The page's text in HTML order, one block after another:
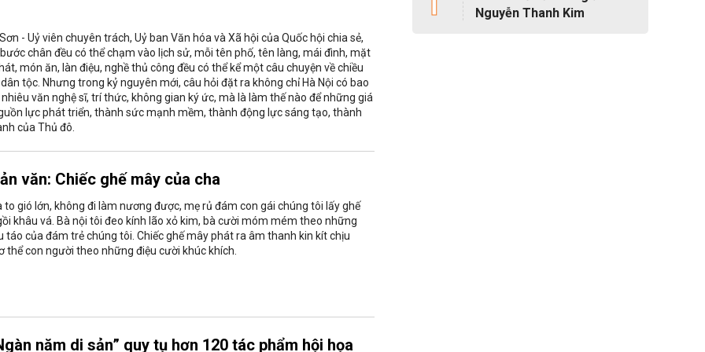
- Uỷ viên chuyên trách, Uỷ ban Văn hóa và Xã hội của Quốc hội chia sẻ,
chân đều có thể chạm vào lịch sử, mỗi tên phố, tên làng, mái đình, mặt
món ăn, làn điệu, nghề thủ công đều có thể kể một câu chuyện về chiều
tộc. Nhưng trong kỷ nguyên mới, câu hỏi đặt ra không chỉ Hà Nội có bao
văn nghệ sĩ, trí thức, không gian ký ức, mà là làm thế nào để những giá
lực phát triển, thành sức mạnh mềm, thành động lực sáng tạo, thành
của Thủ đô.
văn: Chiếc ghế mây của cha
gió lớn, không đi làm nương được, mẹ rủ đám con gái chúng tôi lấy ghế
khâu vá. Bà nội tôi đeo kính lão xỏ kim, bà cười móm mém theo những
táo của đám trẻ chúng tôi. Chiếc ghế mây phát ra âm thanh kin kít chịu
thể con người theo những điệu cười khúc khích.
năm di sản” quy tụ hơn 120 tác phẩm hội họa
Nguyễn Thanh Kim